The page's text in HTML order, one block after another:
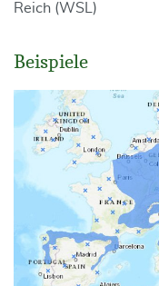
Reich (WSL)
Beispiele